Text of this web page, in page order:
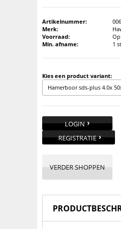
Artikelnummer:
Merk:
Voorraad:
Min. afname:
1
Kies een product variant:
Hamerboor sds-plus 4.0x
LOGIN
REGISTRATIE
VERDER SHOPPEN